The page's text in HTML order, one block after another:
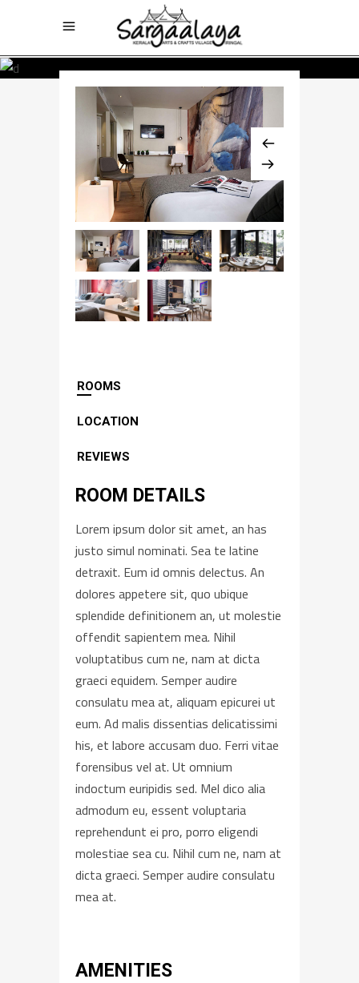
$768 / night
PENTHOUSE SUITE
ROOMS
LOCATION
REVIEWS
ROOM DETAILS
Lorem ipsum dolor sit amet, an has
justo simul nominati. Sea te latine
detraxit. Eum id omnis delectus. An
dolores appetere sit, quo ubique
splendide definitionem an, ut molestie
offendit sapientem mea. Nihil
voluptatibus cum ne, nam at dicta
graeci equidem. Semper audire
consulatu mea at, aliquam epicurei ut
eum. Ad malis dissentias delicatissimi
his, et labore accusam duo. Ferri vitae
forensibus vel at. Ut omnium
indoctum euripidis sed. Mel dico alia
admodum eu, essent voluptaria
reprehendunt ei pro, porro eligendi
molestiae sea cu. Nihil cum ne, nam at
dicta graeci. Semper audire consulatu
mea at.
AMENITIES